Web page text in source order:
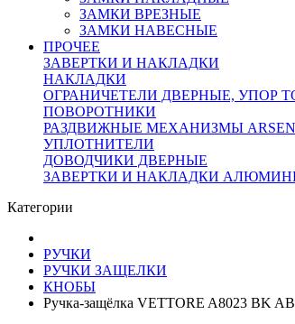
ЗАМКИ ВРЕЗНЫЕ
ЗАМКИ НАВЕСНЫЕ
ПРОЧЕЕ
ЗАВЕРТКИ И НАКЛАДКИ
НАКЛАДКИ
ОГРАНИЧЕТЕЛИ ДВЕРНЫЕ, УПОР
ПОВОРОТНИКИ
РАЗДВИЖНЫЕ МЕХАНИЗМЫ
УПЛОТНИТЕЛИ
ДОВОДЧИКИ ДВЕРНЫЕ
ЗАВЕРТКИ И НАКЛАДКИ
Категории
РУЧКИ
РУЧКИ ЗАЩЕЛКИ
КНОБЫ
Ручка-защёлка VЕTTORE A8023 BK